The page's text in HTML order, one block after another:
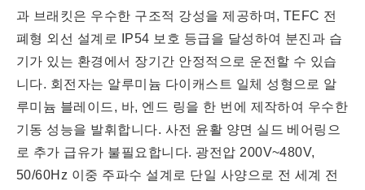
과 브래킷은 우수한 구조적 강성을 제공하며, TEFC 전
폐형 외선 설계로 IP54 보호 등급을 달성하여 분진과 습
기가 있는 환경에서 장기간 안정적으로 운전할 수 있습
니다. 회전자는 알루미늄 다이캐스트 일체 성형으로 알
루미늄 블레이드, 바, 엔드 링을 한 번에 제작하여 우수한
기동 성능을 발휘합니다. 사전 윤활 양면 실드 베어링으
로 추가 급유가 불필요합니다. 광전압 200V~480V,
50/60Hz 이중 주파수 설계로 단일 사양으로 전 세계 전